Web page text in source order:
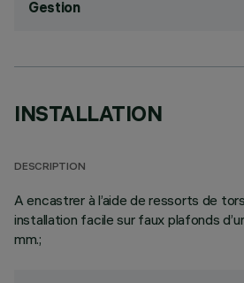
Gestion
INSTALLATION
DESCRIPTION
A encastrer à l’aide de ressorts de
installation facile sur faux plafonds
mm.;